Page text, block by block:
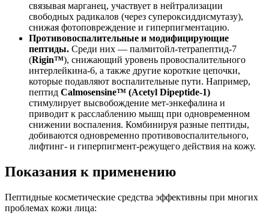
связывая марганец, участвует в нейтрализации
свободных радикалов (через супероксиддисмутазу),
снижая фотоповреждение и гиперпигментацию.
Противовоспалительные и модифицирующие
пептиды. Среди них — палмитойл-тетрапептид-7
(Rigin™), снижающий уровень провоспалительного
интерлейкина-6, а также другие короткие цепочки,
которые подавляют воспалительные пути. Например,
пептид Calmosensine™ (Acetyl Dipeptide-1)
стимулирует высвобождение мет-энкефалина и
приводит к расслаблению мышц при одновременном
снижении воспаления. Комбинируя разные пептиды,
добиваются одновременно противовоспалительного,
лифтинг- и гиперпигмент-режущего действия на кожу.
Показания к применению
Пептидные косметические средства эффективны при многих
проблемах кожи лица: